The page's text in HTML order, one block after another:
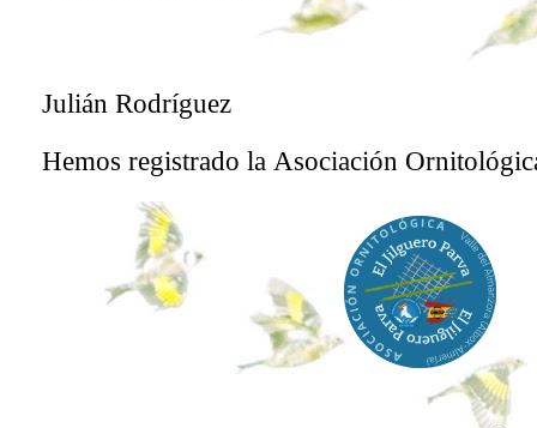
Julián Rodríguez
Hemos registrado la Asociación